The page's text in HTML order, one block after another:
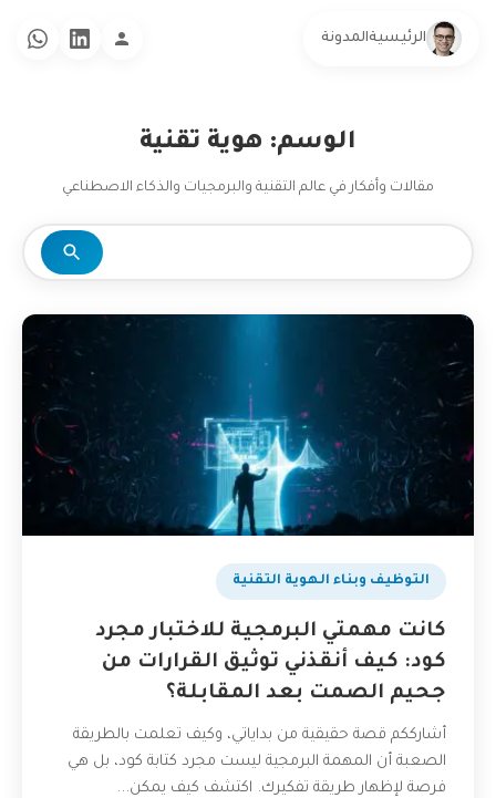
الرئيسيةالمدونة
الوسم: هوية تقنية
مقالات وأفكار في عالم التقنية والبرمجيات والذكاء الاصطناعي
التوظيف وبناء الهوية التقنية
كانت مهمتي البرمجية للاختبار مجرد
كود: كيف أنقذني توثيق القرارات من
جحيم الصمت بعد المقابلة؟
أشارككم قصة حقيقية من بداياتي، وكيف تعلمت بالطريقة
الصعبة أن المهمة البرمجية ليست مجرد كتابة كود، بل هي
فرصة لإظهار طريقة تفكيرك. اكتشف كيف يمكن...